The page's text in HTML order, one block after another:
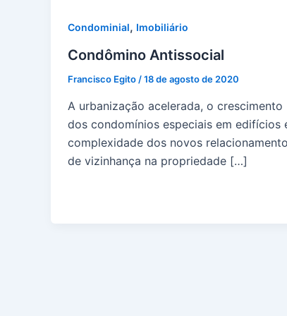
Condominial, Imobiliário
Condômino Antissocial
Francisco Egito /18 de agosto de 2020
A urbanização acelerada, o crescimento
dos condomínios especiais em edifícios
complexidade dos novos
de vizinhança na propriedade […]